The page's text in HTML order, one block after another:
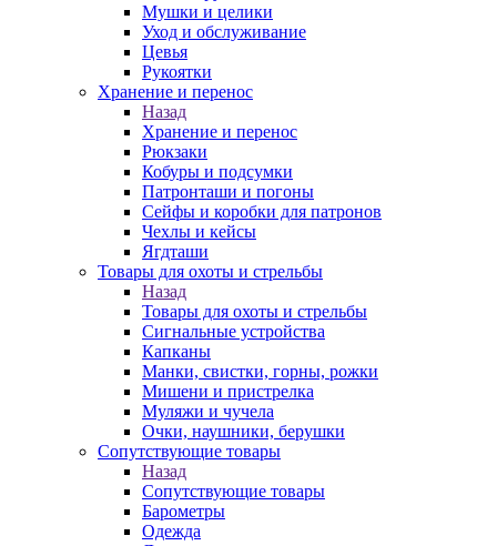
Мушки и целики
Уход и обслуживание
Цевья
Рукоятки
Хранение и перенос
Назад
Хранение и перенос
Рюкзаки
Кобуры и подсумки
Патронташи и погоны
Сейфы и коробки для патронов
Чехлы и кейсы
Ягдташи
Товары для охоты и стрельбы
Назад
Товары для охоты и стрельбы
Сигнальные устройства
Капканы
Манки, свистки, горны, рожки
Мишени и пристрелка
Муляжи и чучела
Очки, наушники, берушки
Сопутствующие товары
Назад
Сопутствующие товары
Барометры
Одежда